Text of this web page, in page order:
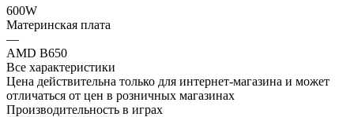
600W
Материнская плата
—
AMD B650
Все характеристики
Цена действительна только для интернет-магазина и может
отличаться от цен в розничных магазинах
Производительность в играх